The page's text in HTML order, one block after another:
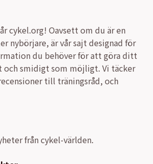
cykel.org! Oavsett om du är en
nybörjare, är vår sajt designad för
du behöver för att göra ditt
och smidigt som möjligt. Vi täcker
till träningsråd, och
från cykel-världen.